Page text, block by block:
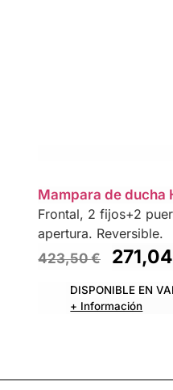
Mampara de ducha
Frontal, 2 fijos+2
apertura. Reversible.
423,50€
DISPONIBLE EN
+ Información